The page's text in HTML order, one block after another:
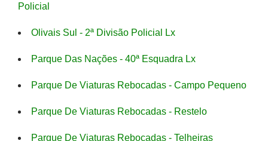
Policial
Olivais Sul - 2ª Divisão Policial Lx
Parque Das Nações - 40ª Esquadra Lx
Parque De Viaturas Rebocadas - Campo Pequeno
Parque De Viaturas Rebocadas - Restelo
Parque De Viaturas Rebocadas - Telheiras